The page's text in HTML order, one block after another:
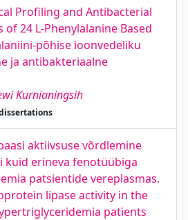
Profiling and Antibacterial
of 24 L-Phenylalanine Based
põhise ioonvedeliku
ja antibakteriaalne
Kurnianingsih
aktiivsuse võrdlemine
kuid erineva fenotüübiga
patsientide vereplasmas.
lipase activity in the
patients